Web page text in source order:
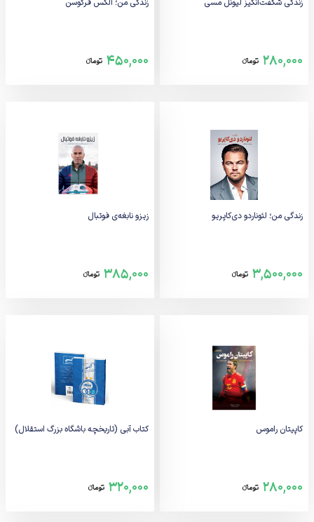
زندگی شگفت‌انگیز لیونل مسی
280,000 تومانء
زندگی من؛ الکس فرگوسن
450,000 تومانء
زندگی من؛ لئوناردو دی‌کاپریو
3,500,000 تومانء
زیزو نابغه‌ی فوتبال
385,000 تومانء
کاپیتان راموس
280,000 تومانء
کتاب آبی (تاریخچه باشگاه بزرگ استقلال)
320,000 تومانء